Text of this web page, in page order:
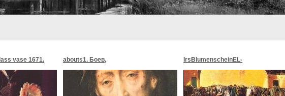
vase 1671. abouts1. Боев, lrsBlumenscheinEL-
MoonMorningstar&EveStar.